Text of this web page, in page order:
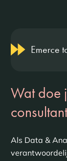
Emerce
Wat doe
consultant
Als Data &